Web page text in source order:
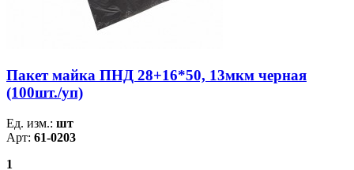
Пакет майка ПНД 28+16*50, 13мкм черная
(100шт./уп)
Ед. изм.: шт
Арт: 61-0203
1